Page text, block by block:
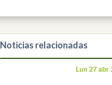
Noticias relacionadas
Lun 27 abr